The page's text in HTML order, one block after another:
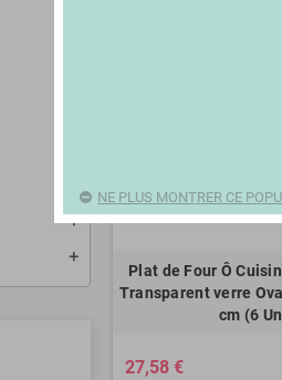
Plat de Four Ô
Transparent verre
cm (6
27,58 €
NE PLUS MONTRER CE